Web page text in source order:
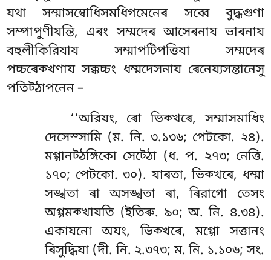
যথা সম্মাসম্বোধিসমধিগমেনেৰ সব্বে বুদ্ধগুণা
সম্পাপুণীযন্তি, এৰং সম্মদেৰ আসেৰনায ভাৰনায
বহুলীকিরিযায সম্মাপটিপত্তিযা সম্মদেৰ
পচ্চৰেক্খণায সক্কচ্চং ধম্মদেসনায ৰেনেয্যসন্তানেসু
পতিট্ঠাপনেন –
‘‘অরিযং, ৰো ভিক্খৰে, সম্মাসমাধিং
দেসেস্সামি (ম. নি. ৩.১৩৬; পেটকো. ২৪).
মগ্গানট্ঠঙ্গিকো সেট্ঠো (ধ. প. ২৭৩; নেত্তি.
১৭০; পেটকো. ৩০). যাৰতা, ভিক্খৰে, ধম্মা
সঙ্খতা ৰা অসঙ্খতা ৰা, ৰিরাগো তেসং
অগ্গমক্খাযতি (ইতিৰু. ৯০; অ. নি. ৪.৩৪).
একাযনো অযং, ভিক্খৰে, মগ্গো সত্তানং
ৰিসুদ্ধিযা (দী. নি. ২.৩৭৩; ম. নি. ১.১০৬; সং.